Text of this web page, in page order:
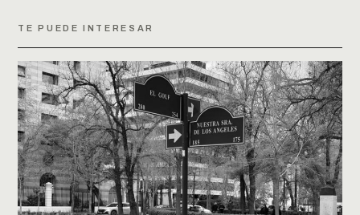
TE PUEDE INTERESAR